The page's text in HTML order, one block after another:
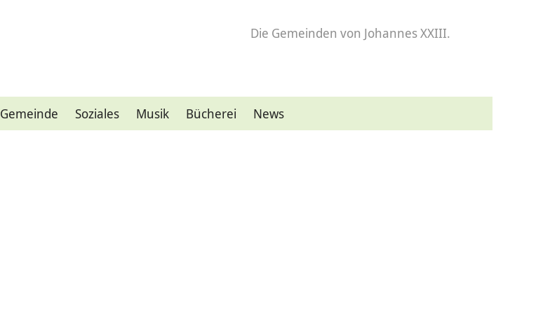
Die Gemeinden von Johannes XXIII.
Gemeinde Soziales Musik Bücherei News